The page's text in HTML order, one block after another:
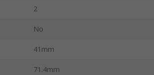
2
No
41mm
71.4mm